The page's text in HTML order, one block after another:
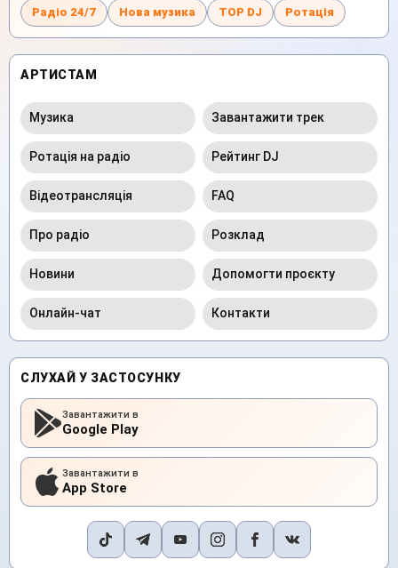
Радіо 24/7 Нова музика TOP DJ Ротація
АРТИСТАМ
Музика Завантажити трек
Ротація на радіо Рейтинг DJ
Відеотрансляція FAQ
Про радіо Розклад
Новини Допомогти проєкту
Онлайн-чат Контакти
СЛУХАЙ У ЗАСТОСУНКУ
Завантажити в
Google Play
Завантажити в
App Store